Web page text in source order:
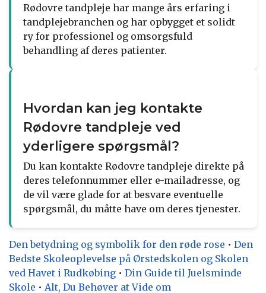
Rødovre tandpleje har mange års erfaring i
tandplejebranchen og har opbygget et solidt
ry for professionel og omsorgsfuld
behandling af deres patienter.
Hvordan kan jeg kontakte
Rødovre tandpleje ved
yderligere spørgsmål?
Du kan kontakte Rødovre tandpleje direkte på
deres telefonnummer eller e-mailadresse, og
de vil være glade for at besvare eventuelle
spørgsmål, du måtte have om deres tjenester.
Den betydning og symbolik for den røde rose • Den
Bedste Skoleoplevelse på Ørstedskolen og Skolen
ved Havet i Rudkøbing • Din Guide til Juelsminde
Skole • Alt, Du Behøver at Vide om